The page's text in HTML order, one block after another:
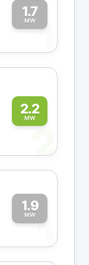
1.7
MW1
2.2
MW
2
1.9
MW1